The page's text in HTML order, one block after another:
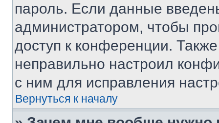
пароль. Если данные
администратором, чтобы
доступ к конференции.
неправильно настроил
с ним для исправления
Вернуться к началу